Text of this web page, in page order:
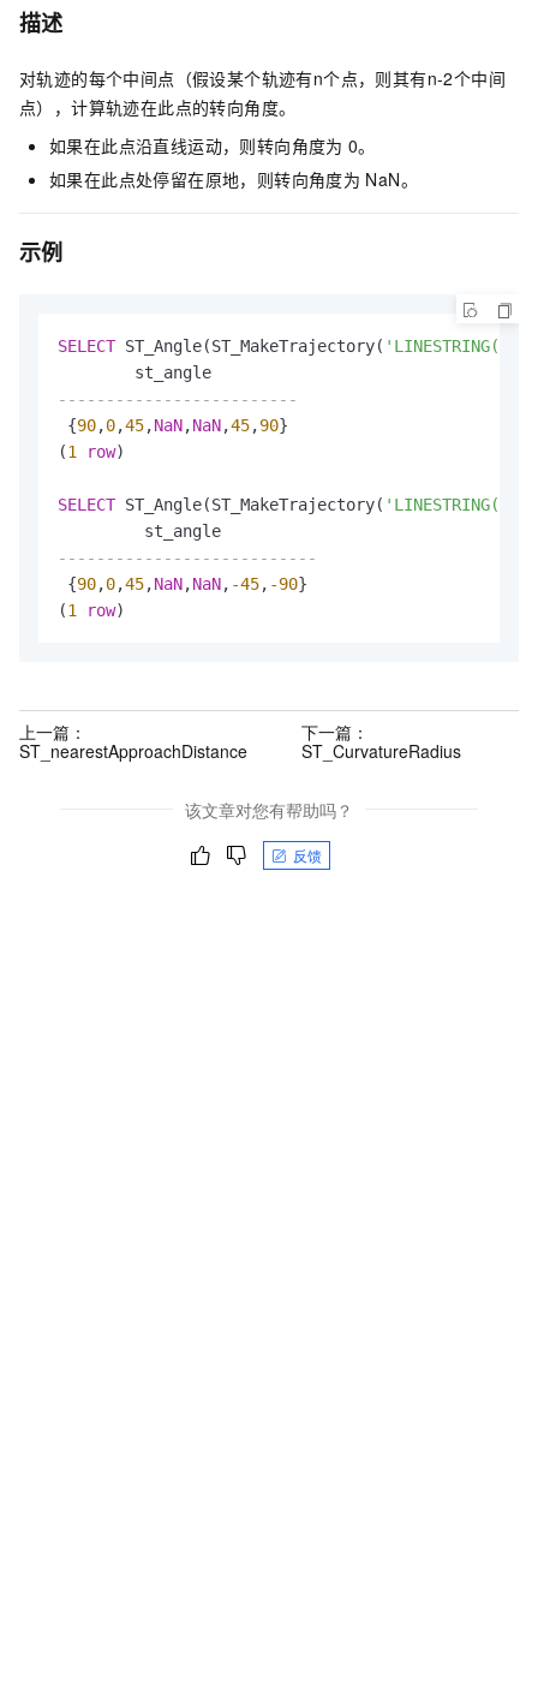
描述
对轨迹的每个中间点（假设某个轨迹有n个点，则其有n-2个中间
点），计算轨迹在此点的转向角度。
如果在此点沿直线运动，则转向角度为 0。
如果在此点处停留在原地，则转向角度为 NaN。
示例
SELECT ST_Angle(ST_MakeTrajectory(
-------------------------
{90,0,45,NaN,NaN,45,90}
(1 row)
SELECT ST_Angle(ST_MakeTrajectory(
---------------------------
{90,0,45,NaN,NaN, -45, -90}
(1 row)
上一篇：
ST_nearestApproachDistance
下一篇：
ST_CurvatureRadius
该文章对您有帮助吗？
反馈